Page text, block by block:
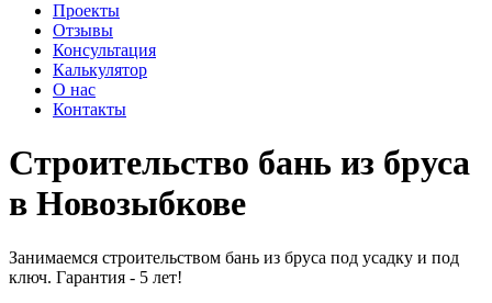
Проекты
Отзывы
Консультация
Калькулятор
О нас
Контакты
Строительство бань из бруса
в Новозыбкове
Занимаемся строительством бань из бруса под усадку и под
ключ. Гарантия - 5 лет!